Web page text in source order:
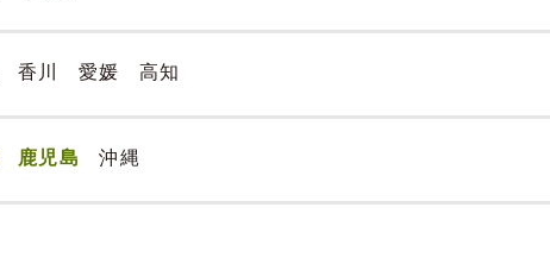
香川 愛媛 高知
鹿児島 沖縄